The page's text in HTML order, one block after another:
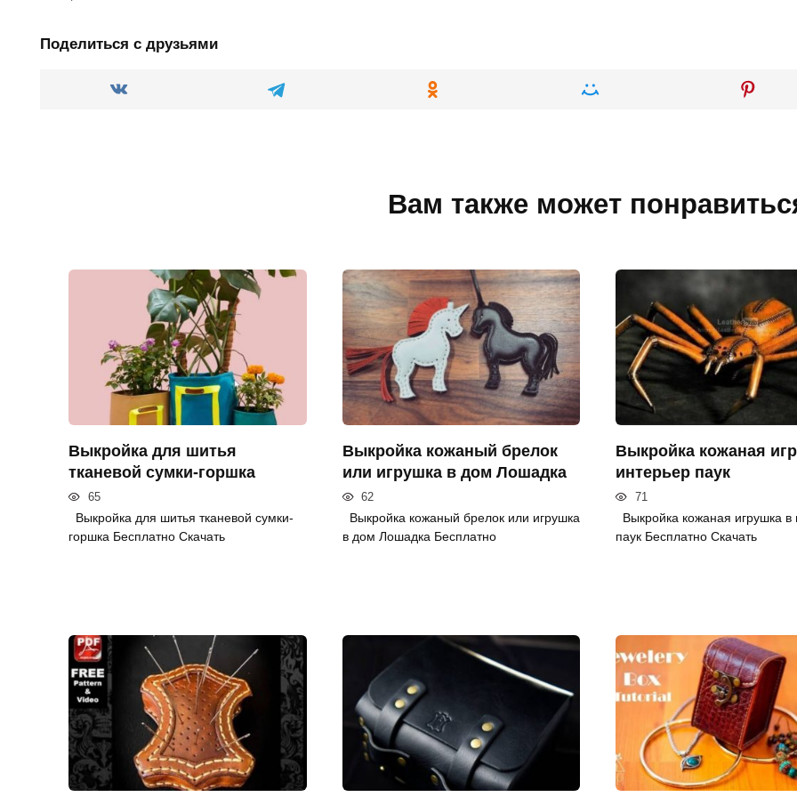
Поделиться с друзьями
Вам также может
Выкройка для шитья
тканевой сумки-горшка
65
Выкройка для шитья тканевой сумки-
горшка Бесплатно Скачать
Выкройка кожаный брелок
или игрушка в дом Лошадка
62
Выкройка кожаный брелок или игрушка
в дом Лошадка Бесплатно
Выкройка кожаная
интерьер паук
71
Выкройка кожаная игрушка в
паук Бесплатно Скачать